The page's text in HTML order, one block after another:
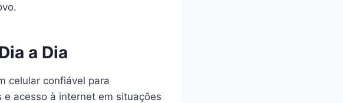
a Dia
celular confiável para
acesso à internet em situações